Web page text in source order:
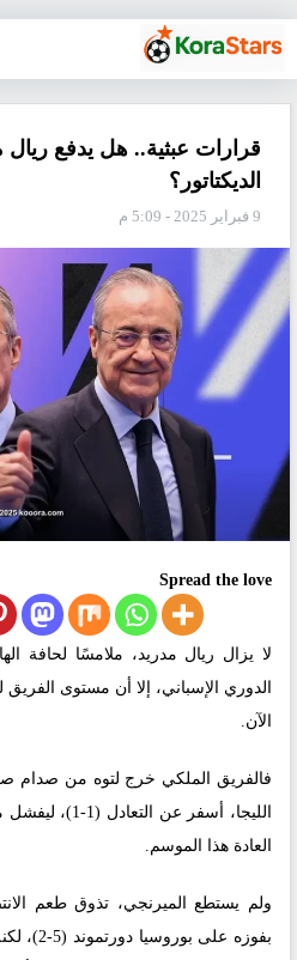
قرارات عبثية.. هل يدفع
الديكتاتور؟
9 فبراير 2025 - 5:09 م
Spread the love
لا يزال ريال مدريد، ملامسًا لحافة
الدوري الإسباني، إلا أن مستوى
الآن.
فالفريق الملكي خرج لتوه من صدام
الليجا، أسفر عن
العادة هذا الموسم.
ولم يستطع الميرنجي، تذوق طعم
بفوزه